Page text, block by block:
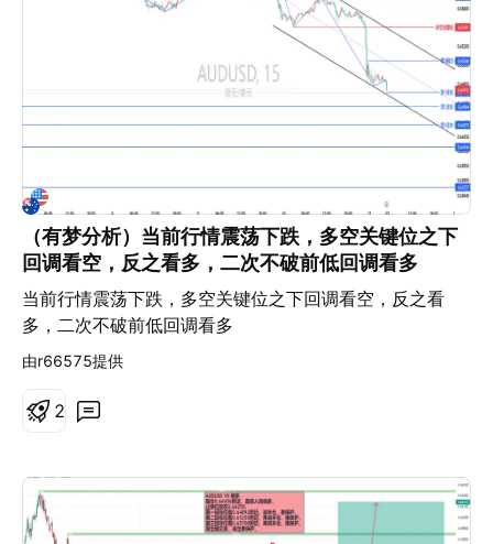
（有梦分析）当前行情震荡下跌，多空关键位之下
回调看空，反之看多，二次不破前低回调看多
当前行情震荡下跌，多空关键位之下回调看空，反之看
多，二次不破前低回调看多
由r66575提供
2